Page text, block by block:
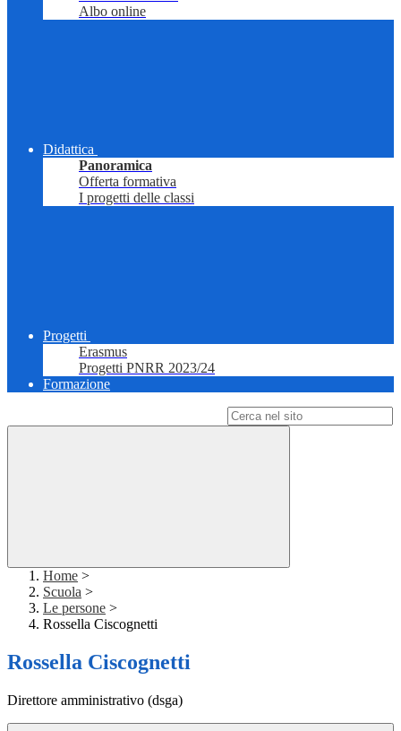
Albo online
Didattica
Panoramica
Offerta formativa
I progetti delle classi
Progetti
Erasmus
Progetti PNRR 2023/24
Formazione
Home >
Scuola >
Le persone >
Rossella Ciscognetti
Rossella Ciscognetti
Direttore amministrativo (dsga)